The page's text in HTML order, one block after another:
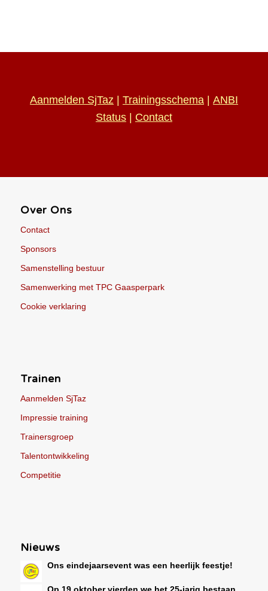
Aanmelden SjTaz | Trainingsschema| ANBI
Status| Contact
Over Ons
Contact
Sponsors
Samenstelling bestuur
Samenwerking met TPC Gaasperpark
Cookie verklaring
Trainen
Aanmelden SjTaz
Impressie training
Trainersgroep
Talentontwikkeling
Competitie
Nieuws
Ons eindejaarsevent was een heerlijk feestje!
Op 19 oktober vierden we het 25-jarig bestaan